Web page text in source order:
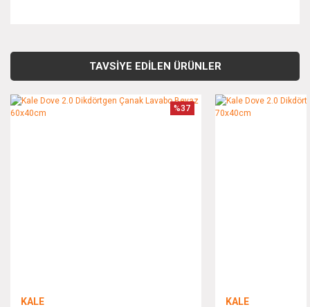
kullanarak tarafımıza iletebilirsiniz.
TAVSİYE EDİLEN ÜRÜNLER
KALE
%37
KALE